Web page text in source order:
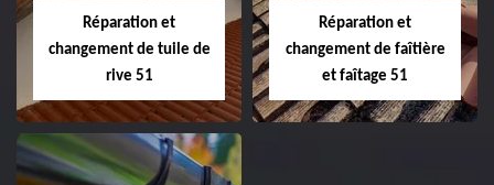
Réparation et
changement de tuile de
rive 51
Réparation et
changement de faîtière
et faîtage 51